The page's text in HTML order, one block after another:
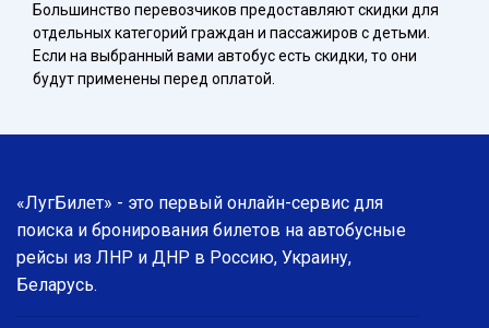
Большинство перевозчиков предоставляют скидки для
отдельных категорий граждан и пассажиров с детьми.
Если на выбранный вами автобус есть скидки, то они
будут применены перед оплатой.
«ЛугБилет» - это первый онлайн-сервис для
поиска и бронирования билетов на автобусные
рейсы из ЛНР и ДНР в Россию, Украину,
Беларусь.